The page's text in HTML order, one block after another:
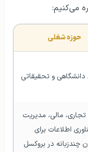
می‌کنیم:
حوزه شغلی
و تحقیقاتی